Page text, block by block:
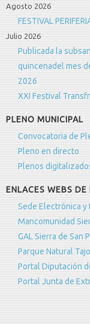
Agosto 2026
FESTIVAL
Julio 2026
Publicada la
quincenadel mes
2026
XXI Festival
PLENO MUNICIPAL
Convocatoria de
Pleno en directo
Plenos
ENLACES WEBS DE
Sede Electrónica y
Mancomunidad
GAL Sierra de San
Parque Natural
Portal Diputación
Portal Junta de